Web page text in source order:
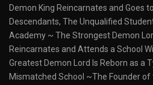
Demon King Reincarnates and Goes
Descendants, The Unqualified
Academy ~ The Strongest Demon
Reincarnates and Attends a School
Greatest Demon Lord Is Reborn as a
Mismatched School ~The Founder